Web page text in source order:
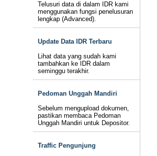
Telusuri data di dalam IDR kami
menggunakan fungsi penelusuran
lengkap (Advanced).
Update Data IDR Terbaru
Lihat data yang sudah kami
tambahkan ke IDR dalam
seminggu terakhir.
Pedoman Unggah Mandiri
Sebelum mengupload dokumen,
pastikan membaca Pedoman
Unggah Mandiri untuk Depositor.
Traffic Pengunjung